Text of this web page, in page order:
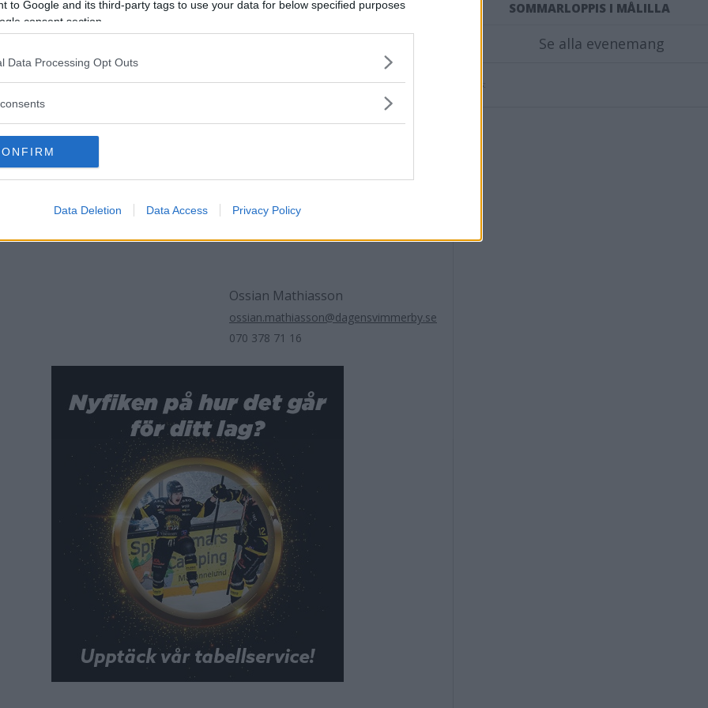
to Google and its third-party tags to use your data for below specified purposes
consent section.
Data Processing Opt Outs
Data Deletion Data Access Privacy Policy
är. Vi kom inte ut och var med efter paus. Vi visste att de skulle sätta hög
vi blev stressade, nervösa, sprang runt och kom sent in i många situationer.
hade svårt att hitta ljusglimtar efter förlusten och tappad kontakt med
det väldigt tufft att nå kvalplatsen. Det finns fortfarande en teoretisk chans
som är fotbollsintresserade och följer lokalfotbollen, säger Daniel Ohlsson
Det är bara att ladda om. Vi möter serieledaren hemma nästa helg och
Ossian Mathiasson
ossian.mathiasson@dagensvimmerby.se
070 378 71 16
SOMMARLOPPIS I MÅLILLA
Se alla evenemang
Annons: